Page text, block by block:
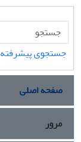
جستجوی پیشرفته
صفحه اصلی
مرور